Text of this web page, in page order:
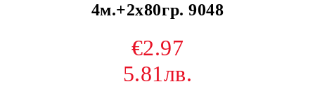
4м.+2х80гр. 9048
€2.97
5.81лв.